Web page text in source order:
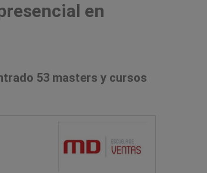
en
53 masters y cursos